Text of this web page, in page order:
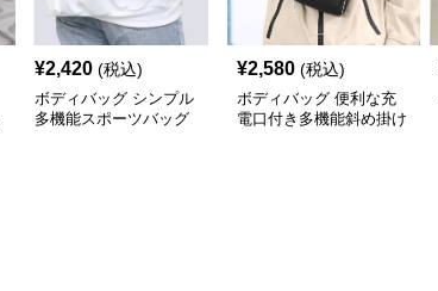
¥2,420 (税込)
ボディバッグ シンプル
多機能スポーツバッグ
¥2,580 (税込)
ボディバッグ 便利な充
電口付き多機能斜め掛け